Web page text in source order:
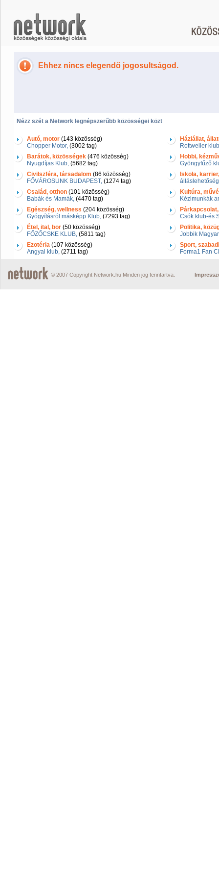
Ehhez nincs elegendő jogosultságod.
Nézz szét a Network legnépszerűbb közösségei közt
Autó, motor (143 közösség)
Chopper Motor, (3002 tag)
Barátok, közösségek (476 közösség)
Nyugdíjas Klub, (5682 tag)
Civilszféra, társadalom (86 közösség)
FŐVÁROSUNK BUDAPEST, (1274 tag)
Család, otthon (101 közösség)
Babák és Mamák, (4470 tag)
Egészség, wellness (204 közösség)
Gyógyításról másképp Klub, (7293 tag)
Étel, ital, bor (50 közösség)
FŐZŐCSKE KLUB, (5811 tag)
Ezotéria (107 közösség)
Angyal klub, (2711 tag)
Háziállat,
Rottweiler
Hobbi,
Gyöngyfűző
Iskola,
Kultúra,
Kézimunkák
Csók klub-és
Politika,
Jobbik
Sport,
Forma1 Fan
© 2007 Copyright Network.hu Minden jog fenntartva.